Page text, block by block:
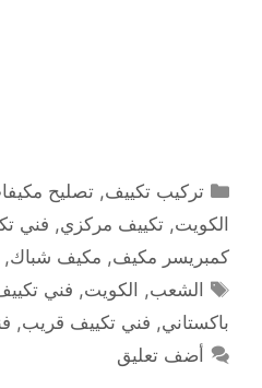
التصنيفات
تركيب تكييف,تصليح
الكويت, تكييف مركزي, فني
كمبريسر مكيف, مكيف شباك,
الوسوم
الشعب, الكويت, فني
باكستاني, فني تكييف قريب,
أضف تعليق